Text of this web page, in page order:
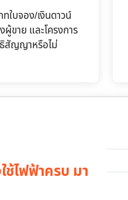
ใบจอง/เงินดาวน์
ขาย และโครงการ
สัญญาหรือไม่
ช้ไฟฟ้าครบ มา